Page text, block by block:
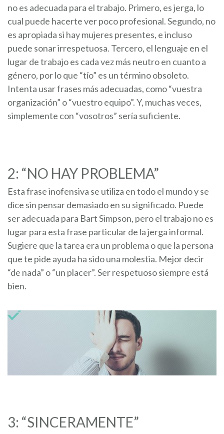
no es adecuada para el trabajo. Primero, es jerga, lo
cual puede hacerte ver poco profesional. Segundo, no
es apropiada si hay mujeres presentes, e incluso
puede sonar irrespetuosa. Tercero, el lenguaje en el
lugar de trabajo es cada vez más neutro en cuanto a
género, por lo que “tío” es un término obsoleto.
Intenta usar frases más adecuadas, como “vuestra
organización” o “vuestro equipo”. Y, muchas veces,
simplemente con “vosotros” sería suficiente.
2: “NO HAY PROBLEMA”
Esta frase inofensiva se utiliza en todo el mundo y se
dice sin pensar demasiado en su significado. Puede
ser adecuada para Bart Simpson, pero el trabajo no es
lugar para esta frase particular de la jerga informal.
Sugiere que la tarea era un problema o que la persona
que te pide ayuda ha sido una molestia. Mejor decir
“de nada” o “un placer”. Ser respetuoso siempre está
bien.
3: “SINCERAMENTE”